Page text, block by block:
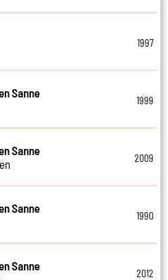
1997
Sanne
1999
Sanne
2009
Sanne
1990
Sanne
2012